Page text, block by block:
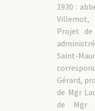
1930 :
Villemot,
Projet
Saint-
Gérard,
de Mgr
de Mgr